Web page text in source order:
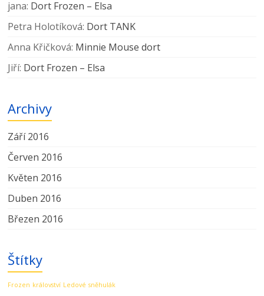
jana: Dort Frozen – Elsa
Petra Holotíková: Dort TANK
Anna Křičková: Minnie Mouse dort
Jiří: Dort Frozen – Elsa
Archivy
Září 2016
Červen 2016
Květen 2016
Duben 2016
Březen 2016
Štítky
Frozen království Ledové sněhulák